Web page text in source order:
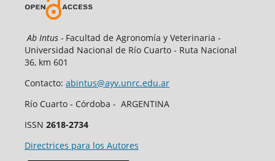
Ab Intus -Facultad de Agronomía y Veterinaria -
Universidad Nacional de Río Cuarto - Ruta Nacional
36, km 601
Contacto: abintus@ayv.unrc.edu.ar
Río Cuarto - Córdoba - ARGENTINA
ISSN 2618-2734
Directrices para los Autores